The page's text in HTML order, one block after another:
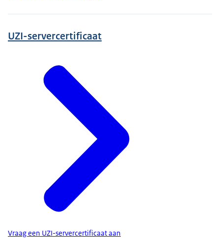
UZI-servercertificaat
Vraag een UZI-servercertificaat aan